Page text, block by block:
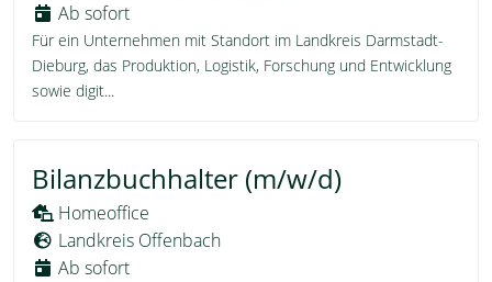
Ab sofort
Für ein Unternehmen mit Standort im Landkreis Darmstadt-
Dieburg, das Produktion, Logistik, Forschung und Entwicklung
sowie digit...
Bilanzbuchhalter (m/w/d)
Homeoffice
Landkreis Offenbach
Ab sofort